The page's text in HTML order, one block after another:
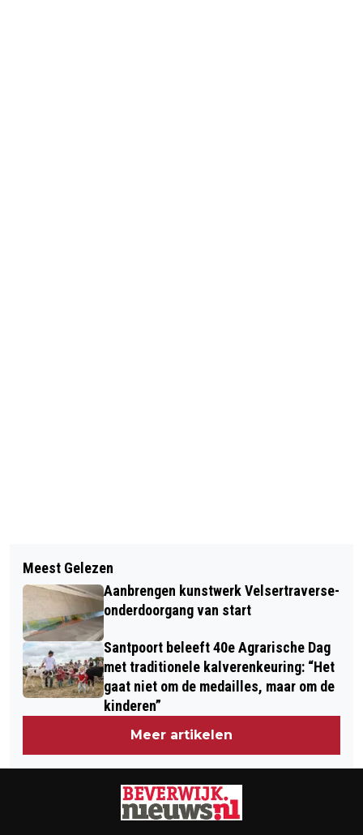
BEDUIDEND MINDER OOIEVAARS
GETELD DAN VORIG JAAR
MASTERS TATA STEEL CHESS
VOETBALLEN BIJ TELSTAR
Meest Gelezen
Aanbrengen kunstwerk Velsertraverse-
onderdoorgang van start
Santpoort beleeft 40e Agrarische Dag
met traditionele kalverenkeuring: “Het
gaat niet om de medailles, maar om de
kinderen”
Meer artikelen